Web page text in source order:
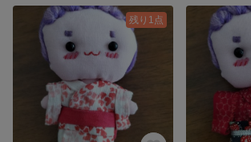
残り1点